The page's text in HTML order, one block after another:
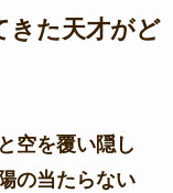
きた天才がど
空を覆い隠し
の当たらない